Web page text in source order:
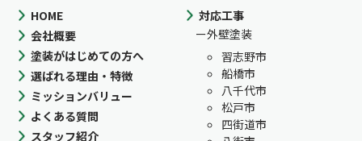
HOME
会社概要
塗装がはじめての方へ
選ばれる理由・特徴
ミッションバリュー
よくある質問
スタッフ紹介
対応工事
外壁塗装
習志野市
船橋市
八千代市
松戸市
四街道市